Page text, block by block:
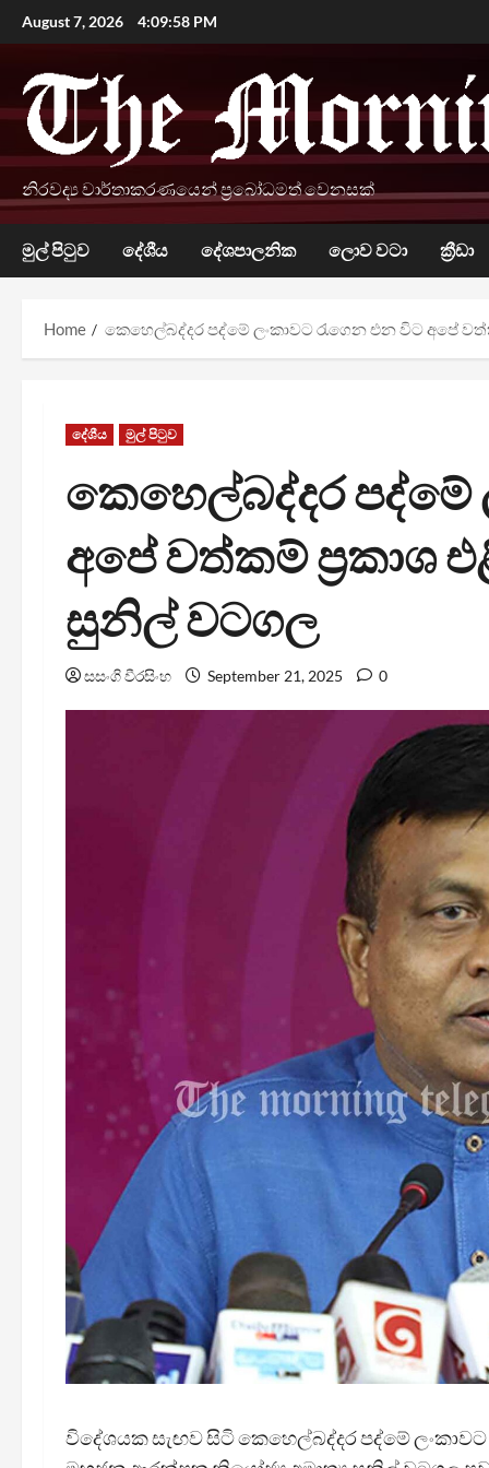
Skip
to
content
August 7, 2026 4:09:59 PM
නිරවද්‍ය වාර්තාකරණයෙන් ප්‍රබෝධමත් වෙනසක්
මුල් පිටුව දේශීය දේශපාලනික ලොව වටා ක්‍රීඩා
Home කෙහෙල්බද්දර පද්මේ ලංකාවට රැගෙන එන විට අපේ
දේශීය මුල් පිටුව
කෙහෙල්බද්දර පද්මේ
අපේ වත්කම් ප්‍රකාශ
සුනිල් වටගල
සසංගි වීරසිංහ September 21, 2025 0
විදේශයක සැඟව සිටි කෙහෙල්බද්දර පද්මේ